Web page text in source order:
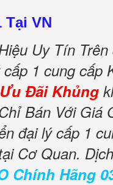
Tại VN
Uy Tín
1 cung cấp
Ưu Đãi Khủng
Bán Với Giá
đại lý cấp 1
Cơ Quan.
Chính Hãng